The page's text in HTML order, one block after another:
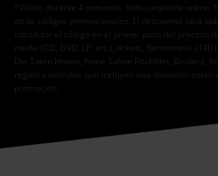
*Válido durante 4 semanas. Solo canjeable online.
otros códigos promocionales. El descuento será
introducir el código en el primer paso del proceso
media (CD, DVD, LP, etc.), tickets, Rammstein, (Till)
Die Toten Hosen, Feine Sahne Fischfilet, Broilers,
regalo y artículos que incluyen una donación están
promoción.